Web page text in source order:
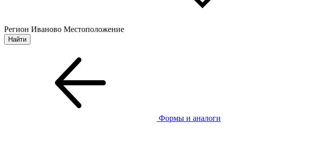
Регион Иваново Местоположение
Формы и аналоги